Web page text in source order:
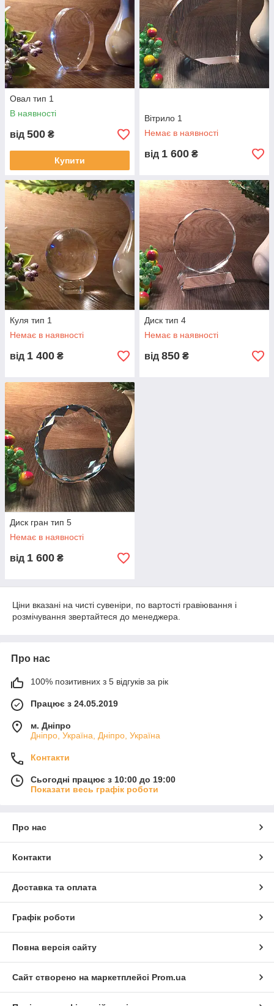
Овал тип 1
В наявності
від 500 ₴
Купити
Вітрило 1
Немає в наявності
від 1 600 ₴
Куля тип 1
Немає в наявності
від 1 400 ₴
Диск тип 4
Немає в наявності
від 850 ₴
Диск гран тип 5
Немає в наявності
від 1 600 ₴
Ціни вказані на чисті сувеніри, по вартості гравіювання і
розмічування звертайтеся до менеджера.
Про нас
100% позитивних з 5 відгуків за рік
Працює з 24.05.2019
м. Дніпро
Дніпро, Україна, Дніпро, Україна
Контакти
Сьогодні працює з 10:00 до 19:00
Показати весь графік роботи
Про нас
Контакти
Доставка та оплата
Графік роботи
Повна версія сайту
Сайт створено на маркетплейсі Prom.ua